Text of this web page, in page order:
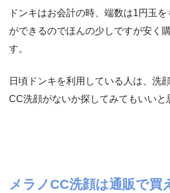
ドンキはお会計の時、端数は1円玉
ができるのでほんの少しですが安く
す。
日頃ドンキを利用している人は、洗
CC洗顔がないか探してみてもいいと
メラノCC洗顔は通販で買